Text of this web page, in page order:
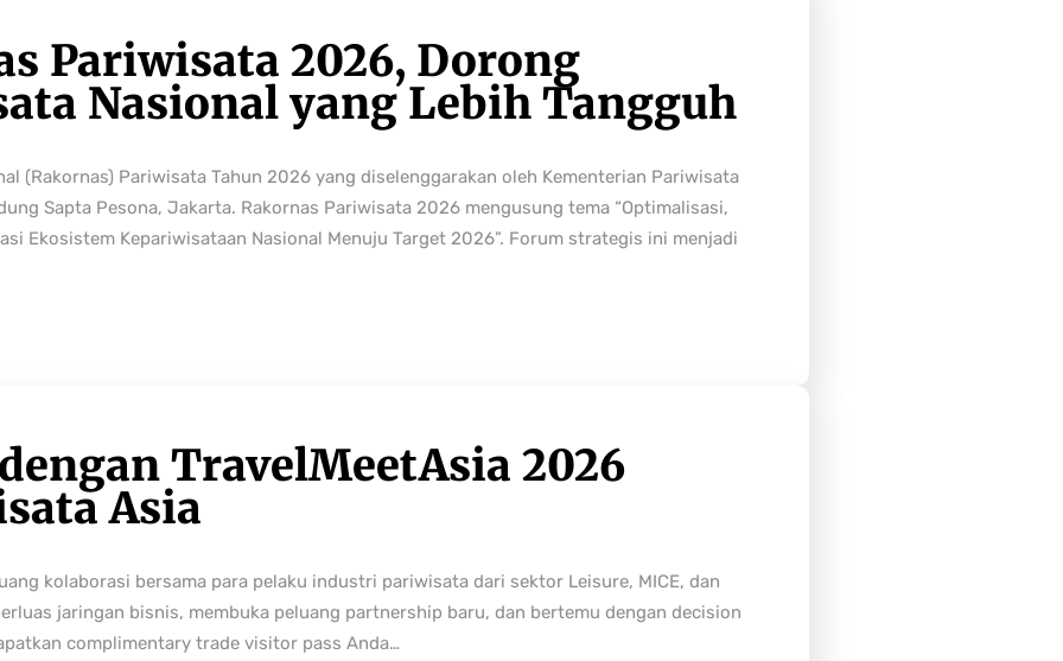
Pariwisata 2026, Dorong
Nasional yang Lebih Tangguh
(Rakornas) Pariwisata Tahun 2026 yang diselenggarakan oleh Kementerian Pariwisata
Sapta Pesona, Jakarta. Rakornas Pariwisata 2026 mengusung tema “Optimalisasi,
Ekosistem Kepariwisataan Nasional Menuju Target 2026”. Forum strategis ini menjadi
TravelMeetAsia 2026
Asia
kolaborasi bersama para pelaku industri pariwisata dari sektor Leisure, MICE, dan
jaringan bisnis, membuka peluang partnership baru, dan bertemu dengan decision
complimentary trade visitor pass Anda…